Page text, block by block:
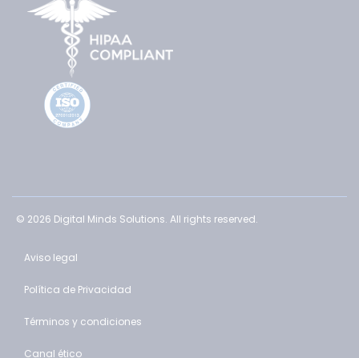
© 2026 Digital Minds Solutions. All rights reserved.
Aviso legal
Política de Privacidad
Términos y condiciones
Canal ético